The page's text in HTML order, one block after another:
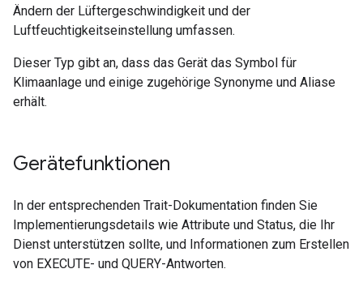
Ändern der Lüftergeschwindigkeit und der
Luftfeuchtigkeitseinstellung umfassen.
Dieser Typ gibt an, dass das Gerät das Symbol für
Klimaanlage und einige zugehörige Synonyme und Aliase
erhält.
Gerätefunktionen
In der entsprechenden Trait-Dokumentation finden Sie
Implementierungsdetails wie Attribute und Status, die Ihr
Dienst unterstützen sollte, und Informationen zum Erstellen
von EXECUTE- und QUERY-Antworten.